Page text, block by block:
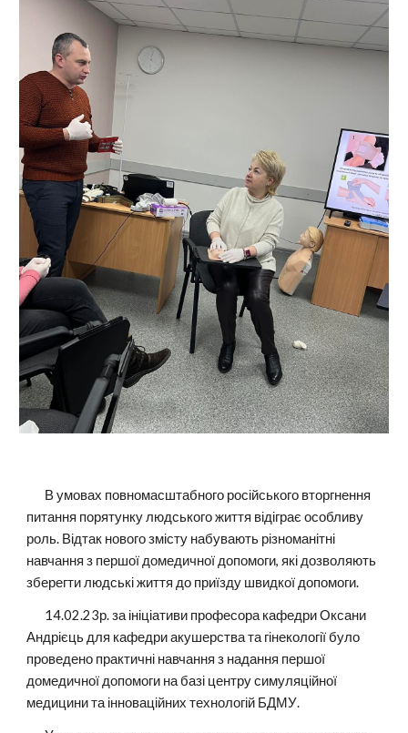
В умовах повномасштабного російського вторгнення
питання порятунку людського життя відіграє особливу
роль. Відтак нового змісту набувають різноманітні
навчання з першої домедичної допомоги, які дозволяють
зберегти людські життя до приїзду швидкої допомоги.
14.02.23р. за ініціативи професора кафедри Оксани
Андрієць для кафедри акушерства та гінекології було
проведено практичні навчання з надання першої
домедичної допомоги на базі центру симуляційної
медицини та інноваційних технологій БДМУ.